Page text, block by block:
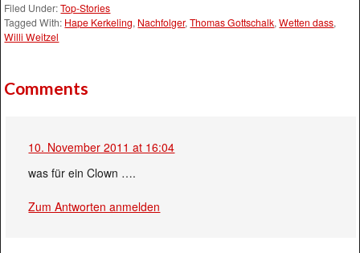
Filed Under:Top-Stories
Tagged With: Hape Kerkeling, Nachfolger,Thomas Gottschalk,Wetten dass,
Willi Weitzel
Comments
10. November 2011 at 16:04
was für ein Clown ….
Zum Antworten anmelden